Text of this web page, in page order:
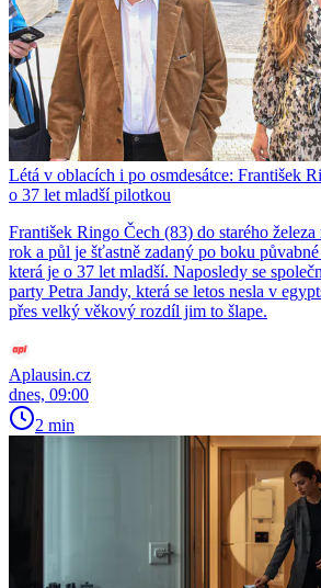
Létá v oblacích i po osmdesátce: František
o 37 let mladší pilotkou
František Ringo Čech (83) do starého
rok a půl je šťastně zadaný po boku
která je o 37 let mladší. Naposledy se
party Petra Jandy, která se letos nesla v
přes velký věkový rozdíl jim to šlape.
Aplausin.cz
dnes, 09:00
2 min